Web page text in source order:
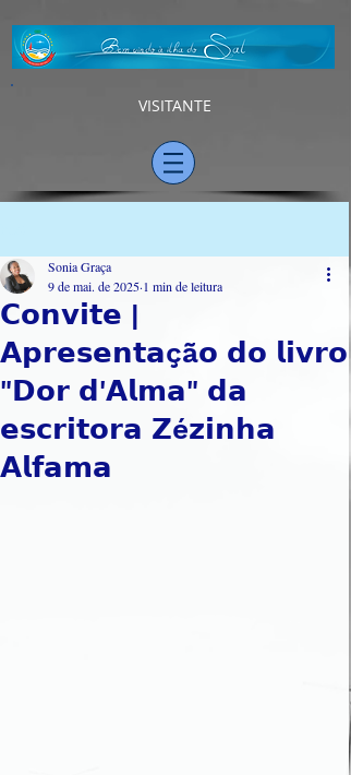
VISITANTE
𝗖𝗼𝗻𝘃𝗶𝘁𝗲 |
𝗔𝗽𝗿𝗲𝘀𝗲𝗻𝘁𝗮çã𝗼 𝗱𝗼 𝗹𝗶𝘃𝗿𝗼
"𝗗𝗼𝗿 𝗱'𝗔𝗹𝗺𝗮" 𝗱𝗮
𝗲𝘀𝗰𝗿𝗶𝘁𝗼𝗿𝗮 𝗭é𝘇𝗶𝗻𝗵𝗮
𝗔𝗹𝗳𝗮𝗺𝗮
Sonia Graça
9 de mai. de 2025 1 min de leitura